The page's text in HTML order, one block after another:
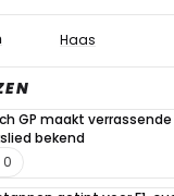
Haas
GP maakt
bekend
0